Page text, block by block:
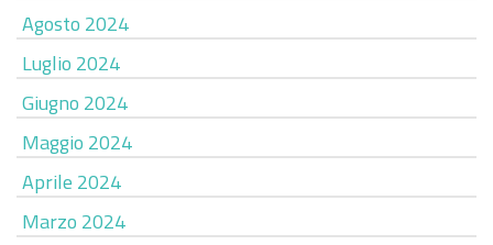
Agosto 2024
Luglio 2024
Giugno 2024
Maggio 2024
Aprile 2024
Marzo 2024